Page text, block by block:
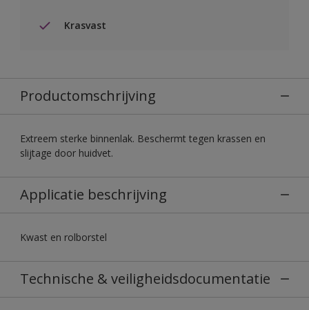
Krasvast
Productomschrijving
Extreem sterke binnenlak. Beschermt tegen krassen en
slijtage door huidvet.
Applicatie beschrijving
Kwast en rolborstel
Technische & veiligheidsdocumentatie